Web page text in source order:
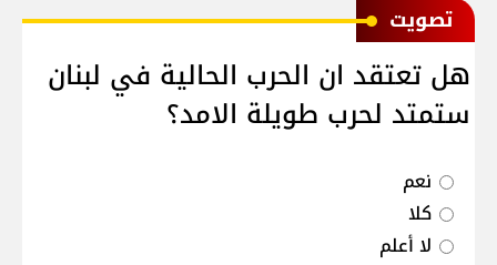
ﺗﺼﻮﻳﺖ
هل تعتقد ان الحرب الحالية في لبنان
ستمتد لحرب طويلة الامد؟
نعم
كلا
لا أعلم